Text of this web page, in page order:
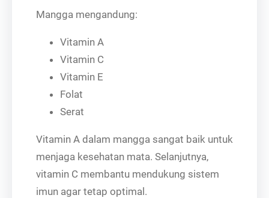
Mangga mengandung:
Vitamin A
Vitamin C
Vitamin E
Folat
Serat
Vitamin A dalam mangga sangat baik untuk
menjaga kesehatan mata. Selanjutnya,
vitamin C membantu mendukung sistem
imun agar tetap optimal.